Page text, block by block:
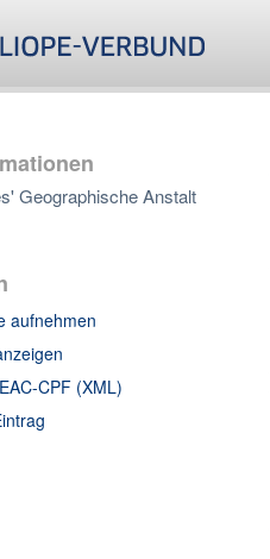
Geographische Anstalt
aufnehmen
CPF (XML)